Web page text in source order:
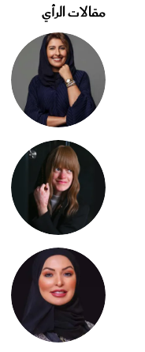
مقالات الرأي